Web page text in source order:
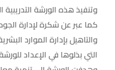
وتنفيذ هذه الورشة
كما عبر عن شكرة لإدارة
والتاهيل بإدارة الموارد
التي بذلوها في الإعداد